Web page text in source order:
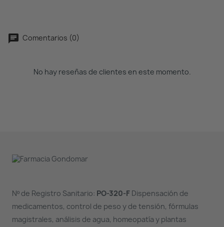
Comentarios (0)
No hay reseñas de clientes en este momento.
Nº de Registro Sanitario: PO-320-FDispensación de
medicamentos, control de peso y de tensión, fórmulas
magistrales, análisis de agua, homeopatía y plantas